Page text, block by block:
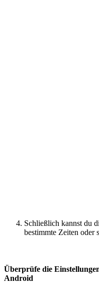
Schließlich kannst du
bestimmte Zeiten oder
Überprüfe die
Android